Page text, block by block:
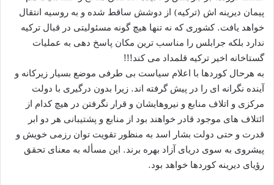
پیمان دیرینه اش (ترکیه) از دوشش ساقط شده و به روسیه انتقال
خواهد یافت. کشوری که نه تنها هیچ گونه مسئولیتی در قبال ترکیه
ندارد بلکه جرابلس را مناسب ترین مکان پاسخ دهی به عملیات
گستاخانه اخیر ترکیه قلمداد می کند!!!
به هرحال کوردها با اعلام سیاست بی طرفی موضع بسیار زیرکانه و
آینده نگرانه ای را در پیش گرفته اند. زیرا بدون درگیری با دولت
مرکزی و اتلاف منابع و نیروهایشان و قرار نگرفتن در هیچ کدام از
ائتلاف های موجود قادر خواهند بود از منابع و پشتیبانی هر دو ابر
قدرت و حتی دولت بشار اسد به منظور تقویت توان رزمی خویش و
پیشروی به سوی دریای آزاد بهره برند. این مسأله به معنای تحقق
رؤیای دیرینه کوردها خواهد بود.